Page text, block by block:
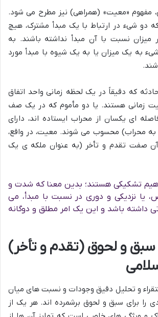
مفهوم «معیت» (همراهی) نیز مطرح می شود.
دو شیء در ارتباط با یک مبدأ مشترک، هیچ
میزان نسبت با آن مبدأ نداشته باشند. به
به یک میزان یا به یک شیوه با مبدأ مورد
که دقیقاً در یک لحظه زمانی واحد اتفاق
زمانی هستند. یا دو مأموم که در یک صف
ای یکسان از محراب ایستاده اند، دارای
محراب) محسوب می شوند. معیت، در واقع،
صفت تقدم و تأخر (به عنوان ملکه ی یک
تشکیکی هستند؛ بدین معنا که شدت و
یا نزدیکی و دوری در نسبت با مبدأ، می
داشته باشد و این یک امر مطلق و دوگانه
سبق و لحوق (تقدم و تأخر)
و تحلیل دقیق وجودات و نسبت های میان
را برای سبق و لحوق برشمرده اند. هر یک از